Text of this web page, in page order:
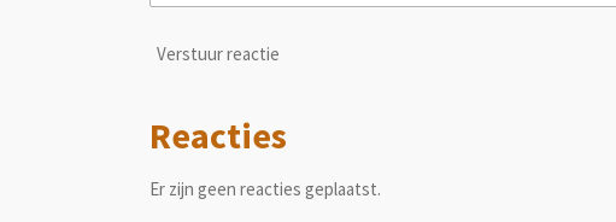
Verstuur reactie
Reacties
Er zijn geen reacties geplaatst.